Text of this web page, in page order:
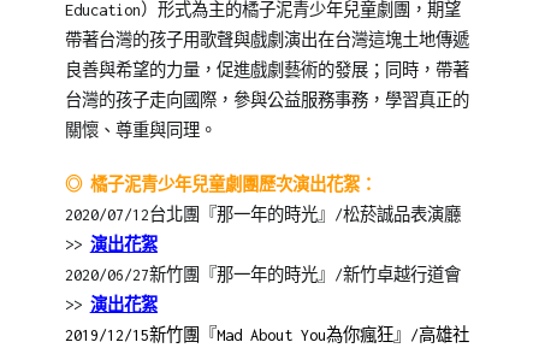
Education）形式為主的橘子泥青少年兒童劇團，期望
帶著台灣的孩子用歌聲與戲劇演出在台灣這塊土地傳遞
良善與希望的力量，促進戲劇藝術的發展；同時，帶著
台灣的孩子走向國際，參與公益服務事務，學習真正的
關懷、尊重與同理。
◎ 橘子泥青少年兒童劇團歷次演出花絮：
2020/07/12台北團『那一年的時光』/松菸誠品表演廳
>> 演出花絮
2020/06/27新竹團『那一年的時光』/新竹卓越行道會
>> 演出花絮
2019/12/15新竹團『Mad About You為你瘋狂』/高雄社